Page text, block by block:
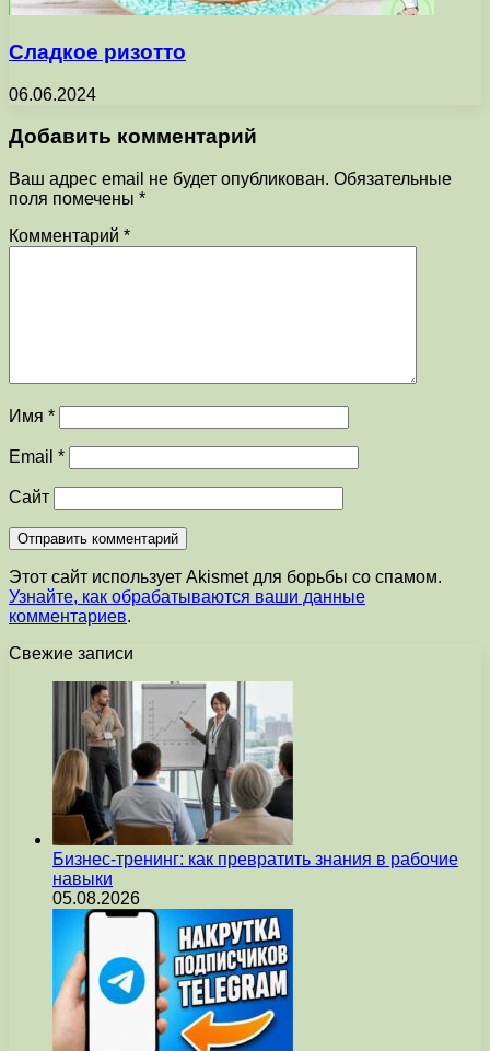
Сладкое ризотто
06.06.2024
Добавить комментарий
Ваш адрес email не будет опубликован. Обязательные
поля помечены *
Комментарий *
Имя *
Email *
Сайт
Этот сайт использует Akismet для борьбы со спамом.
Узнайте, как обрабатываются ваши данные
комментариев.
Свежие записи
Бизнес-тренинг: как превратить знания в рабочие
навыки
05.08.2026